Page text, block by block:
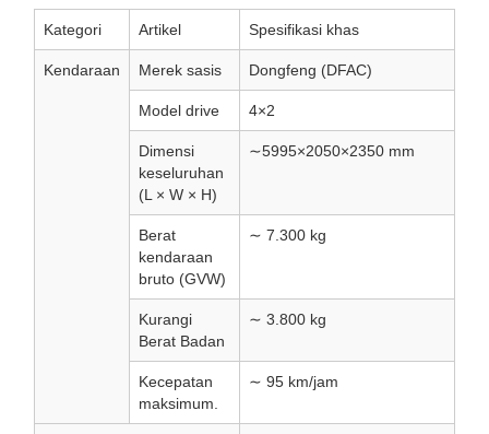
Kategori Artikel Spesifikasi khas
Kendaraan Merek sasis Dongfeng (DFAC)
Model drive 4×2
Dimensi
keseluruhan
(L × W × H)
∼5995×2050×2350 mm
Berat
kendaraan
bruto (GVW)
∼ 7.300 kg
Kurangi
Berat Badan
∼ 3.800 kg
Kecepatan
maksimum.
∼ 95 km/jam